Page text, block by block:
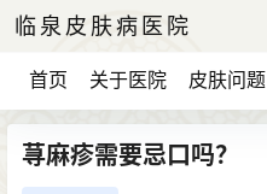
临泉皮肤病医院
首页 关于医院 皮肤问题
荨麻疹需要忌口吗？